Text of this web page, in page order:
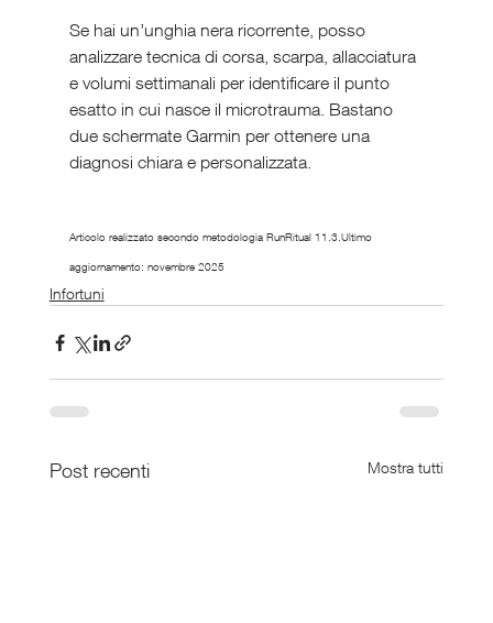
Se hai un’unghia nera ricorrente, posso
analizzare tecnica di corsa, scarpa, allacciatura
e volumi settimanali per identificare il punto
esatto in cui nasce il microtrauma. Bastano
due schermate Garmin per ottenere una
diagnosi chiara e personalizzata.
Articolo realizzato secondo metodologia RunRitual 11.3.Ultimo
aggiornamento: novembre 2025
Infortuni
Post recenti Mostra tutti